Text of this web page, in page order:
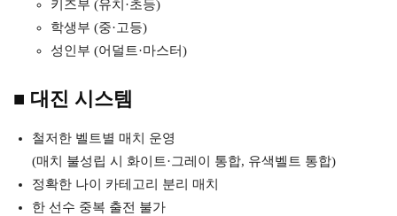
키즈부 (유치·초등)
학생부 (중·고등)
성인부 (어덜트·마스터)
■ 대진 시스템
철저한 벨트별 매치 운영
(매치 불성립 시 화이트·그레이 통합, 유색벨트 통합)
정확한 나이 카테고리 분리 매치
한 선수 중복 출전 불가